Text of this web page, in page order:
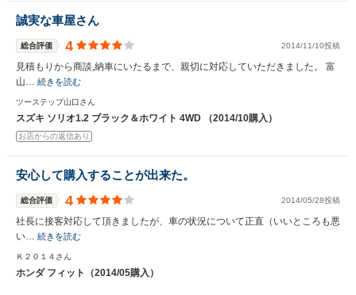
誠実な車屋さん
総合評価 4 2014/11/10投稿
見積もりから商談,納車にいたるまで、親切に対応していただきました。 富
山… 続きを読む
ツーステップ山口さん
スズキ ソリオ1.2 ブラック＆ホワイト 4WD （2014/10購入）
お店からの返信あり
安心して購入することが出来た。
総合評価 4 2014/05/28投稿
社長に接客対応して頂きましたが、車の状況について正直（いいところも悪
い… 続きを読む
Ｋ２０１４さん
ホンダ フィット（2014/05購入）